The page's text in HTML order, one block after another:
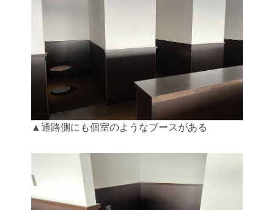
▲通路側にも個室のようなブースがある